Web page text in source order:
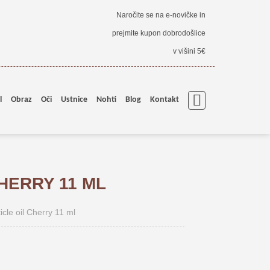
Naročite se na e-novičke in
prejmite kupon dobrodošlice
v višini 5€
Obraz Oči Ustnice Nohti Blog Kontakt
11 ML
oil Cherry 11 ml